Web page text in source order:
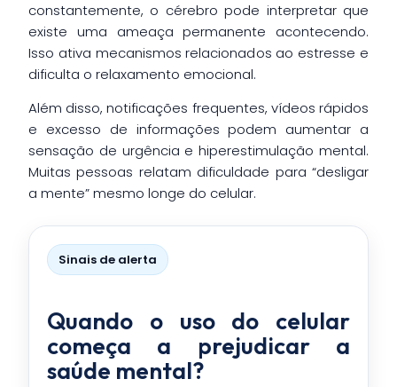
constantemente, o cérebro pode interpretar que
existe uma ameaça permanente acontecendo.
Isso ativa mecanismos relacionados ao estresse e
dificulta o relaxamento emocional.
Além disso, notificações frequentes, vídeos rápidos
e excesso de informações podem aumentar a
sensação de urgência e hiperestimulação mental.
Muitas pessoas relatam dificuldade para “desligar
a mente” mesmo longe do celular.
Sinais de alerta
Quando o uso do celular
começa a prejudicar a
saúde mental?